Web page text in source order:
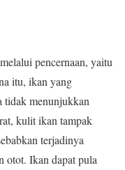
pencernaan, yaitu
itu, ikan yang
tidak menunjukkan
kulit ikan tampak
terjadinya
otot. Ikan dapat pula